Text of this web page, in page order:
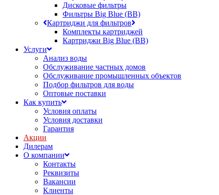
Дисковые фильтры
Фильтры Big Blue (BB)
Картриджи для фильтров
Комплекты картриджей
Картриджи Big Blue (BB)
Услуги
Анализ воды
Обслуживание частных домов
Обслуживание промышленных объектов
Подбор фильтров для воды
Оптовые поставки
Как купить
Условия оплаты
Условия доставки
Гарантия
Акции
Дилерам
О компании
Контакты
Реквизиты
Вакансии
Клиенты